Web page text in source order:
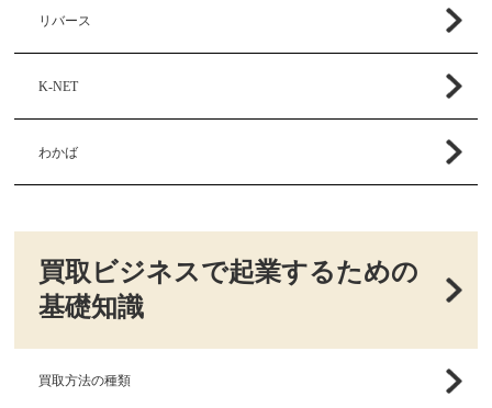
リバース
K-NET
わかば
買取ビジネスで起業するための
基礎知識
買取方法の種類